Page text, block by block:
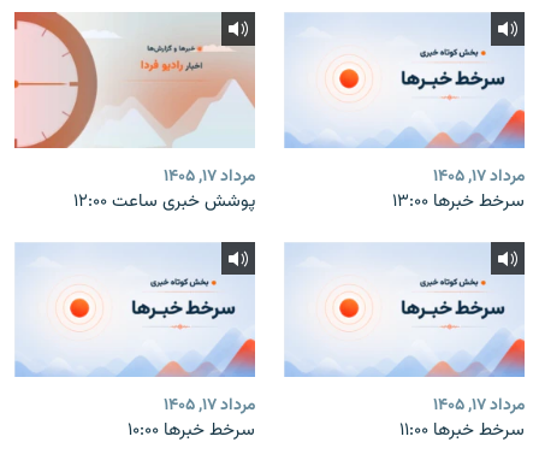
مرداد ۱۷, ۱۴۰۵
سرخط خبرها ۱۳:۰۰
مرداد ۱۷, ۱۴۰۵
پوشش خبری ساعت ۱۲:۰۰
مرداد ۱۷, ۱۴۰۵
سرخط خبرها ۱۱:۰۰
مرداد ۱۷, ۱۴۰۵
سرخط خبرها ۱۰:۰۰